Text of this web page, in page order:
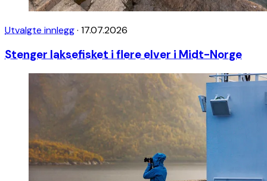
Utvalgte innlegg· 17.07.2026
Stenger laksefisket i flere elver i Midt-Norge